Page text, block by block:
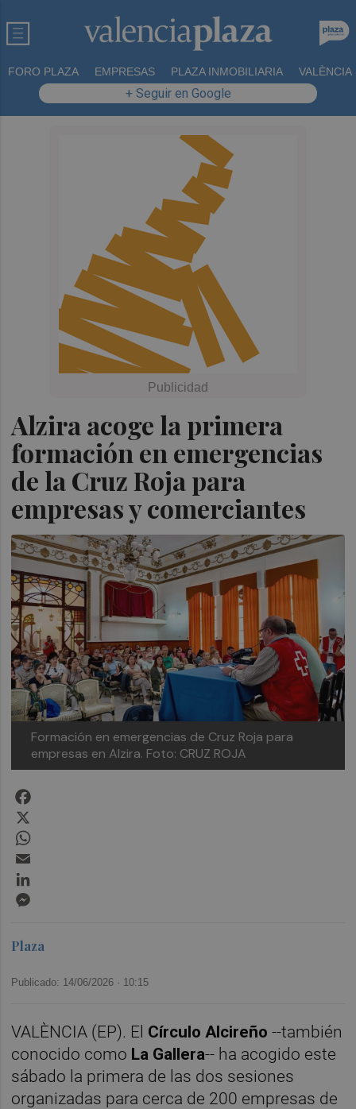
FORO PLAZA EMPRESAS PLAZA INMOBILIARIA VALÈNCIA
+ Seguir en Google
Alzira acoge la primera
formación en emergencias
de la Cruz Roja para
empresas y comerciantes
Formación en emergencias de Cruz Roja para
empresas en Alzira. Foto: CRUZ ROJA
Plaza
Publicado: 14/06/2026 · 10:15
VALÈNCIA (EP). El Círculo Alcireño --también
conocido como La Gallera-- ha acogido este
sábado la primera de las dos sesiones
organizadas para cerca de 200 empresas de